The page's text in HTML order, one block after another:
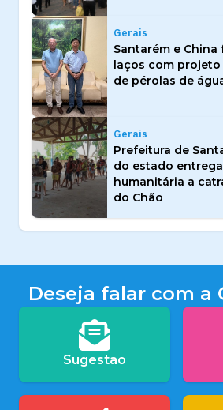
Gerais
Santarém e
laços com
de pérolas de
Gerais
Prefeitura de
do estado
humanitária a
do Chão
Deseja falar com a
Sugestão